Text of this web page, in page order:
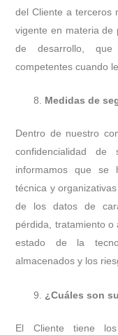
del Cliente a terceros
vigente en materia de
de desarrollo,
competentes cuando
Medidas de
Dentro de nuestro
confidencialidad
informamos que se
técnica y
de los datos de
pérdida, tratamiento o
estado de la
almacenados y los
¿Cuáles son
El Cliente tiene